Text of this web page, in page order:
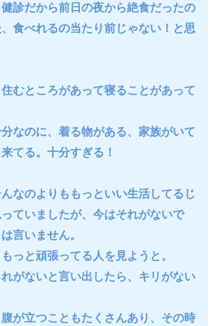
診だから前日の夜から絶食だったの
食べれるの当たり前じゃない！と思
むところがあって寝ることがあって
なのに、着る物がある、家族がいて
てる。十分すぎる！
なのよりももっといい生活してるじ
ていましたが、今はそれがないで
言いません。
もっと頑張ってる人を見ようと。
がないと言い出したら、キリがない
が立つこともたくさんあり、その時